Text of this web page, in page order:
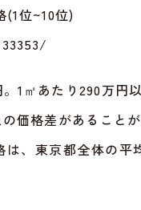
位~10位)
1㎡あたり290万円
価格差があることが
、東京都全体の平